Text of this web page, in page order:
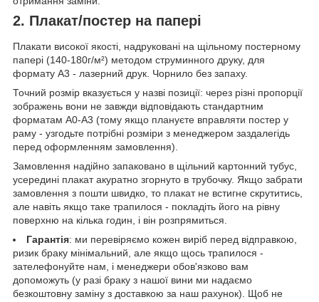
2. Плакат/постер на папері
Плакати високої якості, надруковані на щільному постерному
папері (140-180г/м²) методом струминного друку, для
формату А3 - лазерний друк. Чорнило без запаху.
Точний розмір вказується у назві позиції: через різні пропорції
зображень вони не завжди відповідають стандартним
форматам А0-А3 (тому якщо плануєте вправляти постер у
раму - узгодьте потрібні розміри з менеджером заздалегідь
перед оформленням замовлення).
Замовлення надійно запаковано в щільний картонний тубус,
усередині плакат акуратно згорнуто в трубочку. Якщо забрати
замовлення з пошти швидко, то плакат не встигне скрутитись,
але навіть якщо таке трапилося - покладіть його на рівну
поверхню на кілька годин, і він розпрямиться.
Гарантія: ми перевіряємо кожен виріб перед відправкою,
ризик браку мінімальний, але якщо щось трапилося -
зателефонуйте нам, і менеджери обов'язково вам
допоможуть (у разі браку з нашої вини ми надаємо
безкоштовну заміну з доставкою за наш рахунок). Щоб не